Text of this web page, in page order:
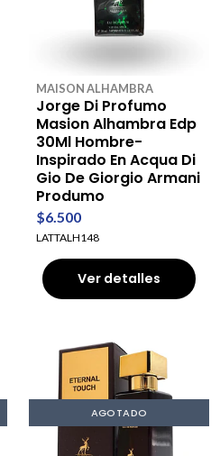
MAISON ALHAMBRA
Jorge Di Profumo
Masion Alhambra Edp
30Ml Hombre-
Inspirado En Acqua Di
Gio De Giorgio Armani
Produmo
$6.500
LATTALH148
Ver detalles
AGOTADO